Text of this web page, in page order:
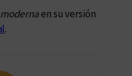
en su versión
.